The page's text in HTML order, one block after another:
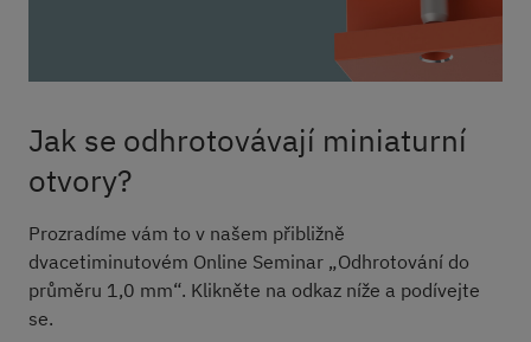
Jak se odhrotovávají miniaturní
otvory?
Prozradíme vám to v našem přibližně
dvacetiminutovém Online Seminar „Odhrotování do
průměru 1,0 mm“. Klikněte na odkaz níže a podívejte
se.